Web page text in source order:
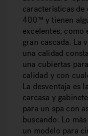
características
400™ y tienen
excelentes, como
gran cascada. La
una calidad
una cubiertas
calidad y con
La desventaja es
carcasa y
para un spa con
buscando. Lo
un modelo para